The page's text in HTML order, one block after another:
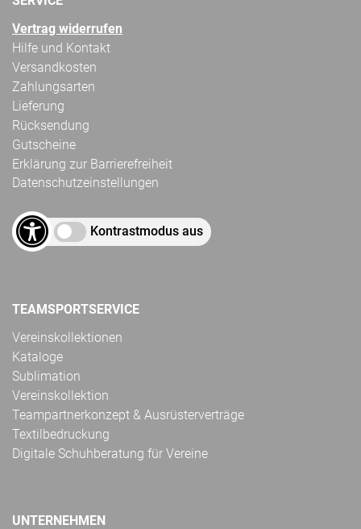
Vertrag widerrufen
Hilfe und Kontakt
Versandkosten
Zahlungsarten
Lieferung
Rücksendung
Gutscheine
Erklärung zur Barrierefreiheit
Datenschutzeinstellungen
Kontrastmodus aus
TEAMSPORTSERVICE
Vereinskollektionen
Kataloge
Sublimation
Vereinskollektion
Teampartnerkonzept & Ausrüsterverträge
Textilbedruckung
Digitale Schuhberatung für Vereine
UNTERNEHMEN